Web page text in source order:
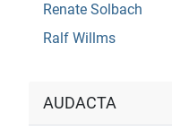
Renate Solbach
Ralf Willms
AUDACTA